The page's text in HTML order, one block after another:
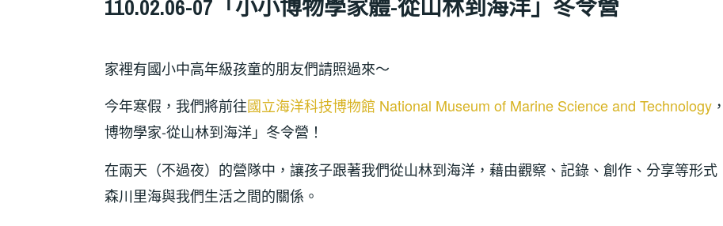
110.02.06-07「小小博物學家體-從山林到海洋」冬令營
家裡有國小中高年級孩童的朋友們請照過來～
今年寒假，我們將前往國立海洋科技博物館 National Museum of Marine Science and Technology
博物學家-從山林到海洋」冬令營！
在兩天（不過夜）的營隊中，讓孩子跟著我們從山林到海洋，藉由觀察、記錄、創作、分享等形
森川里海與我們生活之間的關係。